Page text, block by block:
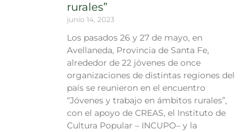
rurales”
junio 14, 2023
Los pasados 26 y 27 de mayo, en
Avellaneda, Provincia de Santa Fe,
alrededor de 22 jóvenes de once
organizaciones de distintas regiones del
país se reunieron en el encuentro
“Jóvenes y trabajo en ámbitos rurales”,
con el apoyo de CREAS, el Instituto de
Cultura Popular – INCUPO– y la